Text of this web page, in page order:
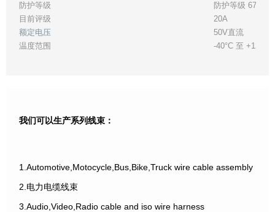
防护等级
防护等级 67
目前评级
20A
额定电压
50V直流
温度范围
-40°C 至 +125°C
我们可以生产系列线束：
1.Automotive,Motocycle,Bus,Bike,Truck wire cable assembly
2.电力电缆线束
3.Audio,Video,Radio cable and iso wire harness